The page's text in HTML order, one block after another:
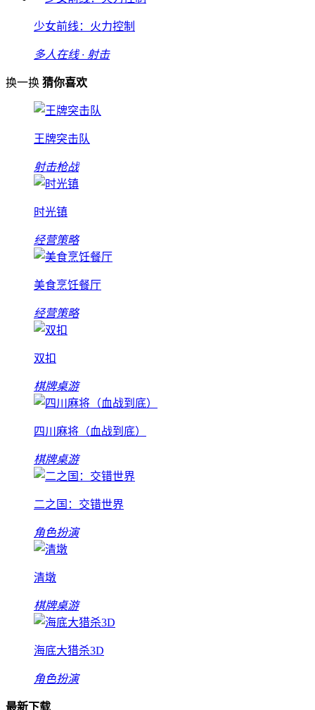
少女前线：火力控制
多人在线 · 射击
换一换 猜你喜欢
王牌突击队
射击枪战
时光镇
经营策略
美食烹饪餐厅
经营策略
双扣
棋牌桌游
四川麻将（血战到底）
棋牌桌游
二之国：交错世界
角色扮演
清墩
棋牌桌游
海底大猎杀3D
角色扮演
最新下载